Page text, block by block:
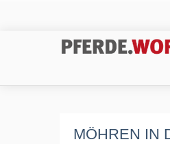
MÖHREN IN